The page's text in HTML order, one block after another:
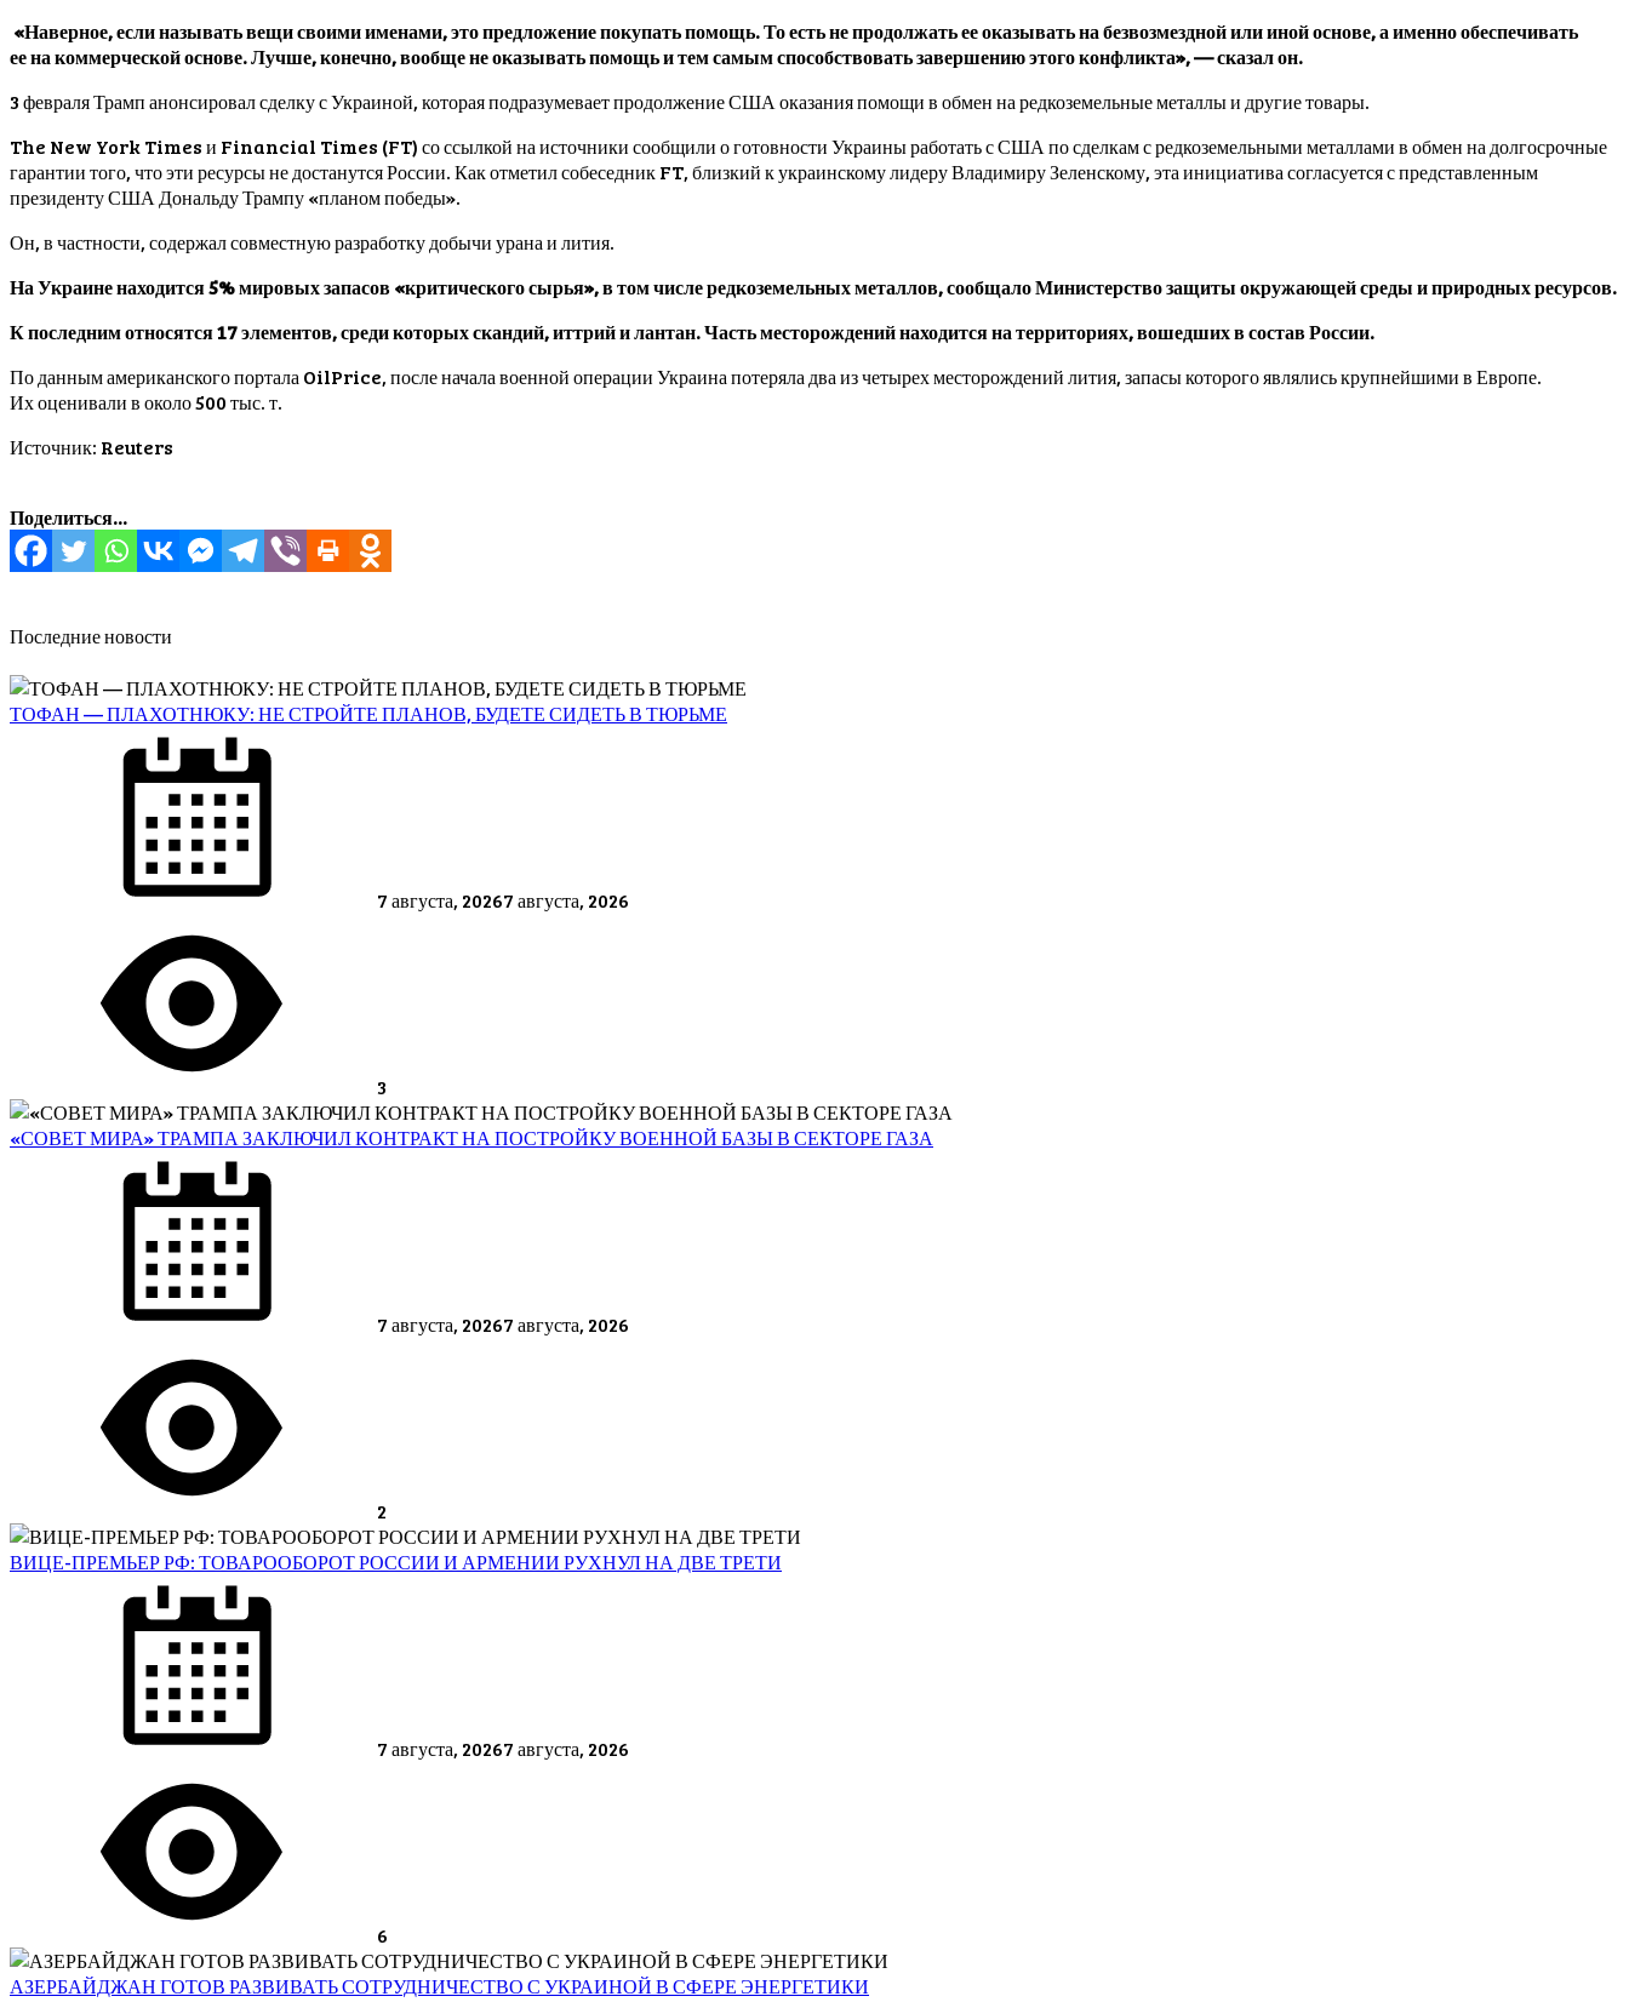
«Наверное, если называть вещи своими именами, это предложение покупать помощь. То есть не продолжать ее оказывать на безвозмездной или иной основе, а именно обеспечивать
ее на коммерческой основе. Лучше, конечно, вообще не оказывать помощь и тем самым способствовать завершению этого конфликта», — сказал он.
3 февраля Трамп анонсировал сделку с Украиной, которая подразумевает продолжение США оказания помощи в обмен на редкоземельные металлы и другие товары.
The New York Times и Financial Times (FT) со ссылкой на источники сообщили о готовности Украины работать с США по сделкам с редкоземельными металлами в обмен на долгосрочные
гарантии того, что эти ресурсы не достанутся России. Как отметил собеседник FT, близкий к украинскому лидеру Владимиру Зеленскому, эта инициатива согласуется с представленным
президенту США Дональду Трампу «планом победы».
Он, в частности, содержал совместную разработку добычи урана и лития.
На Украине находится 5% мировых запасов «критического сырья», в том числе редкоземельных металлов, сообщало Министерство защиты окружающей среды и природных ресурсов.
К последним относятся 17 элементов, среди которых скандий, иттрий и лантан. Часть месторождений находится на территориях, вошедших в состав России.
По данным американского портала OilPrice, после начала военной операции Украина потеряла два из четырех месторождений лития, запасы которого являлись крупнейшими в Европе.
Их оценивали в около 500 тыс. т.
Источник: Reuters
Поделиться...
Последние новости
ТОФАН — ПЛАХОТНЮКУ: НЕ СТРОЙТЕ ПЛАНОВ, БУДЕТЕ СИДЕТЬ В ТЮРЬМЕ
7 августа, 20267 августа, 2026
3
«СОВЕТ МИРА» ТРАМПА ЗАКЛЮЧИЛ КОНТРАКТ НА ПОСТРОЙКУ ВОЕННОЙ БАЗЫ В СЕКТОРЕ ГАЗА
7 августа, 20267 августа, 2026
2
ВИЦЕ-ПРЕМЬЕР РФ: ТОВАРООБОРОТ РОССИИ И АРМЕНИИ РУХНУЛ НА ДВЕ ТРЕТИ
7 августа, 20267 августа, 2026
6
АЗЕРБАЙДЖАН ГОТОВ РАЗВИВАТЬ СОТРУДНИЧЕСТВО С УКРАИНОЙ В СФЕРЕ ЭНЕРГЕТИКИ